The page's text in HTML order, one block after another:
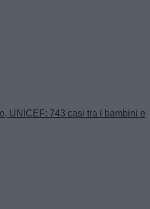
UNICEF: 743 casi tra i bambini e